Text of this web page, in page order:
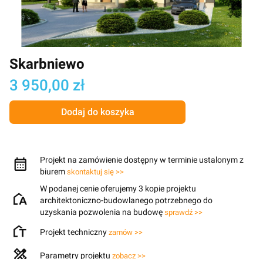
Skarbniewo
Cena
3 950,00 zł
Dodaj do koszyka
Projekt na zamówienie dostępny w terminie ustalonym z
biurem skontaktuj się >>
W podanej cenie oferujemy 3 kopie projektu
architektoniczno-budowlanego potrzebnego do
uzyskania pozwolenia na budowę sprawdź >>
Projekt techniczny zamów >>
Parametry projektu zobacz >>